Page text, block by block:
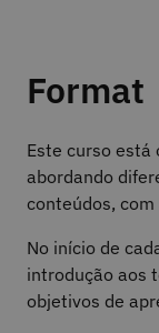
Format
Este curso está
abordando
conteúdos,
No início de
introdução aos
objetivos de